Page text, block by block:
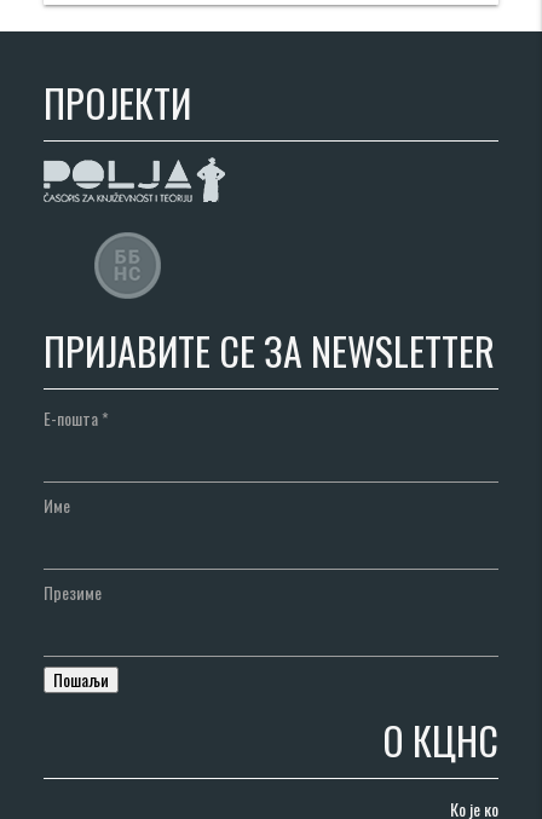
ПРОЈЕКТИ
ПРИЈАВИТЕ СЕ ЗА NEWSLETTER
Е-пошта*
Име
Презиме
О КЦНС
Ко је ко